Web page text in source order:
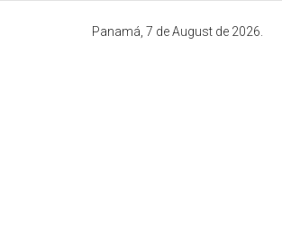
Panamá, 7 de August de 2026.